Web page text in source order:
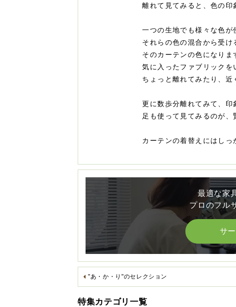
離れて見てみると、色の印
一つの生地でも様々な色が
それらの色の混合から受
そのカーテンの色になりま
気に入ったファブリックを
ちょっと離れてみたり、近
更に数歩分離れてみて、印
足も使って見てみるのが、
カーテンの着替えにはし
最適な家
プロのフル
サ
"あ・か・り"のセレクション
特集カテゴリ一覧